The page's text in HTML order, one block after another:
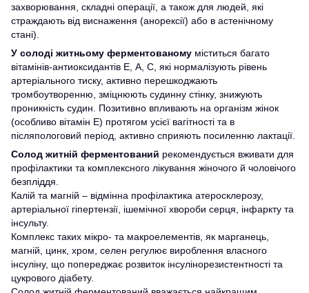
захворювання, складні операції, а також для людей, які
страждають від виснаження (анорексії) або в астенічному
стані).
У солоді житньому ферментованому міститься багато
вітамінів-антиоксидантів Е, А, С, які нормалізують рівень
артеріального тиску, активно перешкоджають
тромбоутворенню, зміцнюють судинну стінку, знижують
проникність судин. Позитивно впливають на організм жінок
(особливо вітамін Е) протягом усієї вагітності та в
післяпологовий період, активно сприяють посиленню лактації.
Солод житній ферментований рекомендується вживати для
профілактики та комплексного лікування жіночого й чоловічого
безпліддя.
Калій та магній – відмінна профілактика атеросклерозу,
артеріальної гіпертензії, ішемічної хвороби серця, інфаркту та
інсульту.
Комплекс таких мікро- та макроелементів, як марганець,
магній, цинк, хром, селен регулює вироблення власного
інсуліну, що попереджає розвиток інсулінорезистентності та
цукрового діабету.